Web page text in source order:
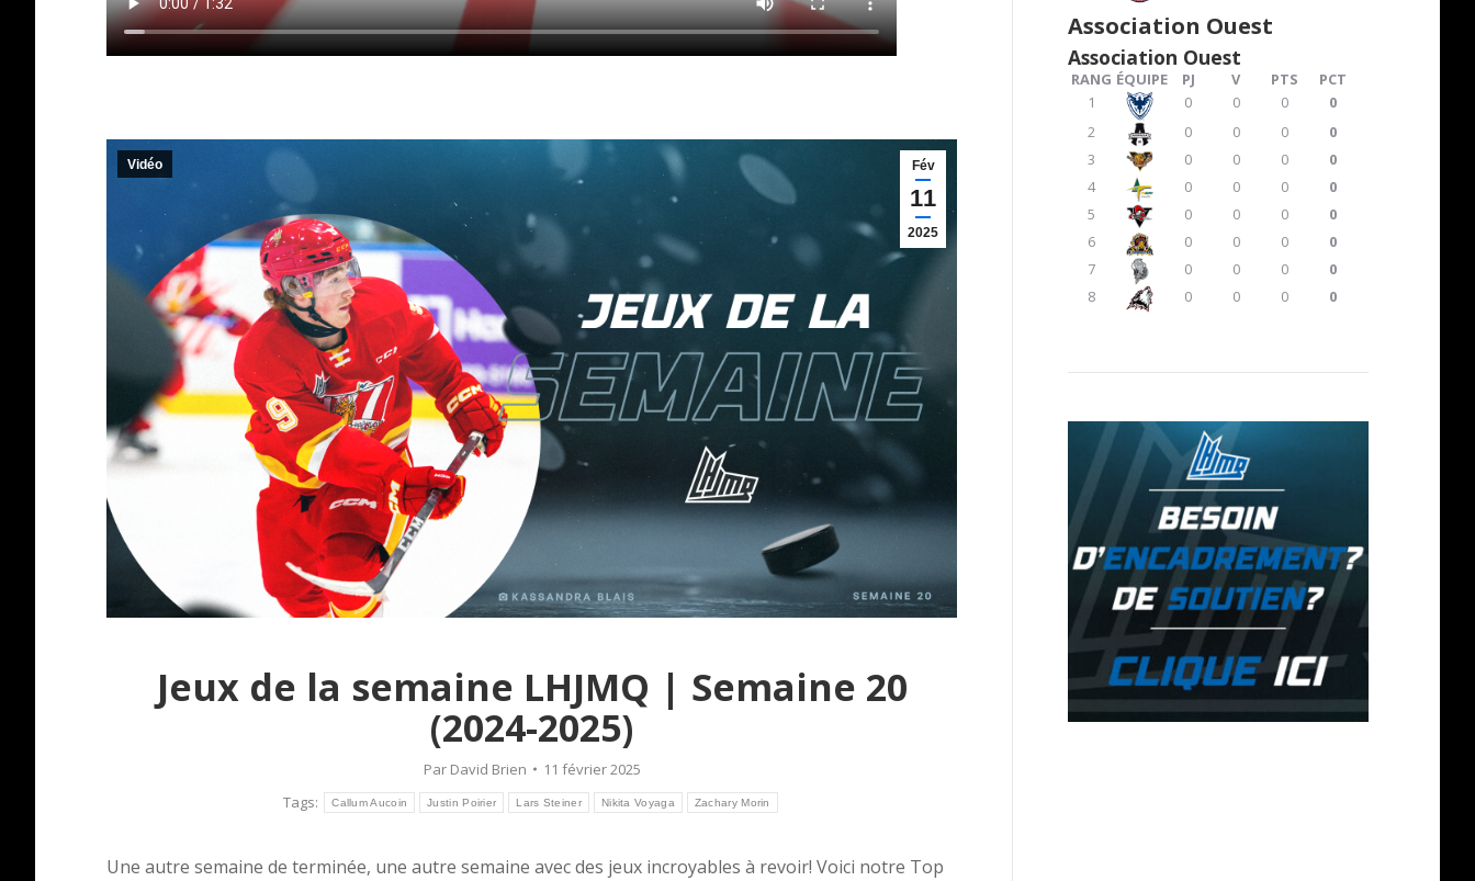
Fév
11
2025
Vidéo
Jeux de la semaine LHJMQ | Semaine 20
(2024-2025)
Par David Brien
11 février 2025
Tags:
Callum Aucoin Justin Poirier Lars Steiner Nikita Voyaga Zachary Morin
Une autre semaine de terminée, une autre semaine avec des jeux incroyables à revoir! Voici notre Top
Association Ouest
Association Ouest
RANG ÉQUIPE PJ V PTS
PCT
1
0 0 0
0
2
0 0 0
0
3
0 0 0
0
4
0 0 0
0
5
0 0 0
0
6
0 0 0
0
7
0 0 0
0
8
0 0 0 0